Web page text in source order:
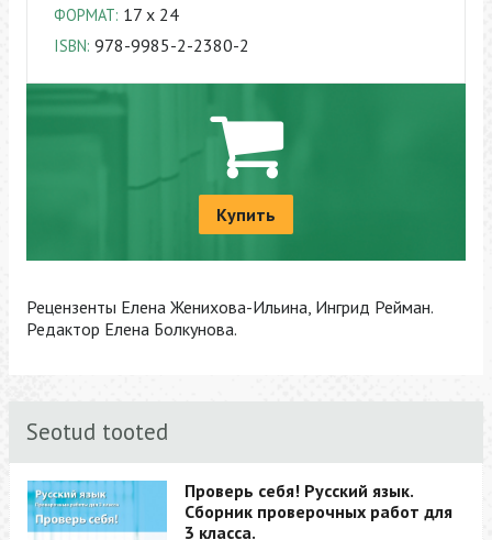
ФОРМАТ: 17 x 24
ISBN: 978-9985-2-2380-2
Купить
Рецензенты Елена Женихова-Ильина, Ингрид Рейман.
Редактор Елена Болкунова.
Seotud tooted
Проверь себя! Русский язык.
Сборник проверочных работ для
3 класса.